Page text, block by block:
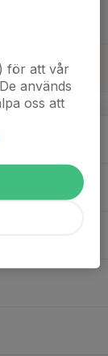
för att vår
används
oss att